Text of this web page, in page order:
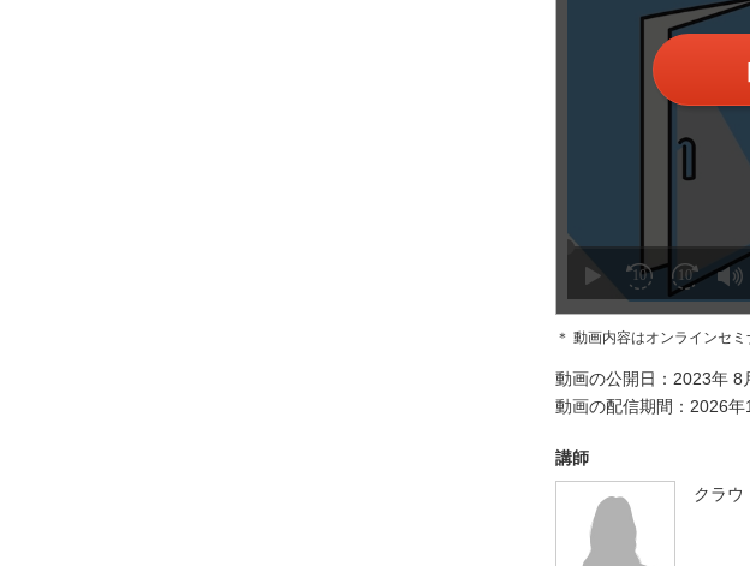
＊ 動画内容はオンラインセ
動画の公開日：2023年 8
動画の配信期間：2026年
講師
クラウ